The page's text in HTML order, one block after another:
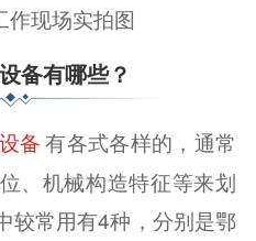
作现场实拍图
备有哪些？
备有各式各样的，通常
、机械构造特征等来划
较常用有4种，分别是鄂